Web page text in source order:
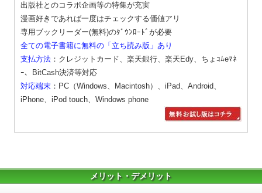
出版社とのコラボ企画等の特集が充実
漫画好きであれば一度はチェックする価値アリ
専用ブックリーダー(無料)のﾀﾞｳﾝﾛｰﾄﾞが必要
全ての電子書籍に無料の「立ち読み版」あり
支払方法 ：クレジットカード、楽天銀行、楽天Edy、ちょｺﾑeﾏﾈ
ｰ、BitCash決済等対応
対応端末 ：PC（Windows、Macintosh）、iPad、Android、
iPhone、iPod touch、Windows phone
メリット・デメリット